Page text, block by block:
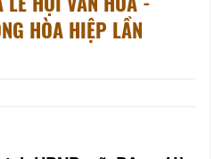
HÒA HIỆP LẦN